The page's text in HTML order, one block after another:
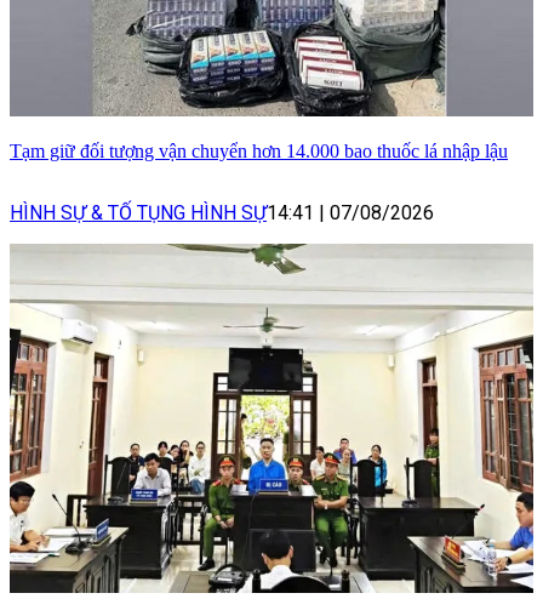
Tạm giữ đối tượng vận chuyển hơn 14.000 bao thuốc lá nhập lậu
HÌNH SỰ & TỐ TỤNG HÌNH SỰ14:41 07/08/2026